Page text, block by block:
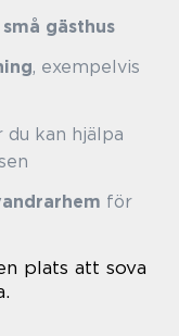
gästhus
, exempelvis
du kan hjälpa
för
plats att sova